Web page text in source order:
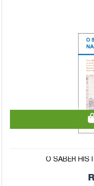
O SABER